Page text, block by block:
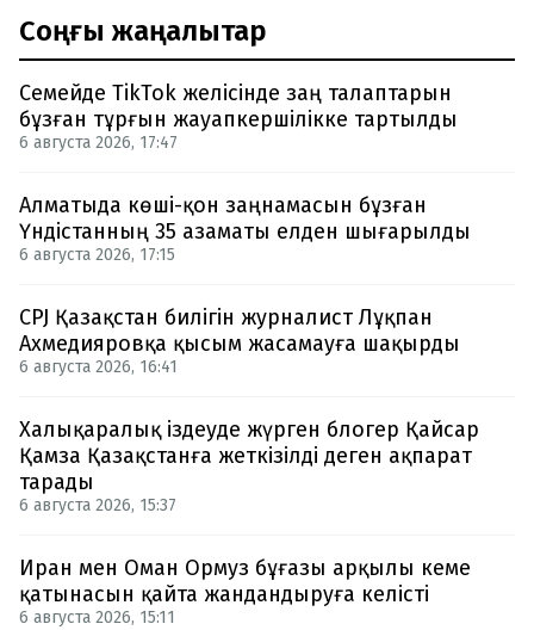
Соңғы жаңалықтар
Семейде TikTok желісінде заң талаптарын
бұзған тұрғын жауапкершілікке тартылды
6 августа 2026, 17:47
Алматыда көші-қон заңнамасын бұзған
Үндістанның 35 азаматы елден шығарылды
6 августа 2026, 17:15
CPJ Қазақстан билігін журналист Лұқпан
Ахмедияровқа қысым жасамауға шақырды
6 августа 2026, 16:41
Халықаралық іздеуде жүрген блогер Қайсар
Қамза Қазақстанға жеткізілді деген ақпарат
тарады
6 августа 2026, 15:37
Иран мен Оман Ормуз бұғазы арқылы кеме
қатынасын қайта жандандыруға келісті
6 августа 2026, 15:11